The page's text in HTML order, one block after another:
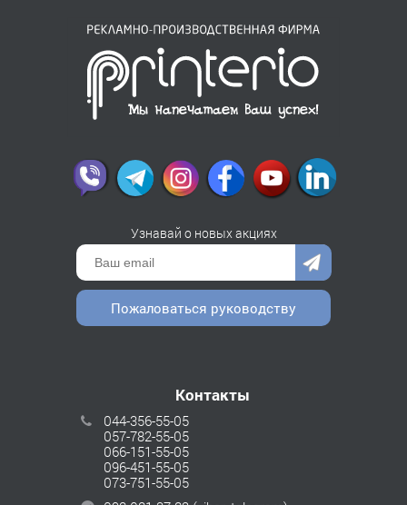
Узнавай о новых акциях
Пожаловаться руководству
Контакты
044-356-55-05
057-782-55-05
066-151-55-05
096-451-55-05
073-751-55-05